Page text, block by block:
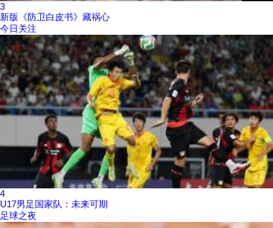
3
新版《防卫白皮书》藏祸心
今日关注
4
U17男足国家队：未来可期
足球之夜